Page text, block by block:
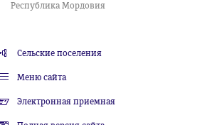
Республика Мордовия
Сельские поселения
Меню сайта
Электронная приемная